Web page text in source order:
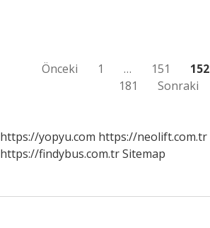
Yazı
sayfalaması
Önceki 1 … 151 152
181
Sonraki
https://yopyu.com https://neolift.com.tr
https://findybus.com.trSitemap